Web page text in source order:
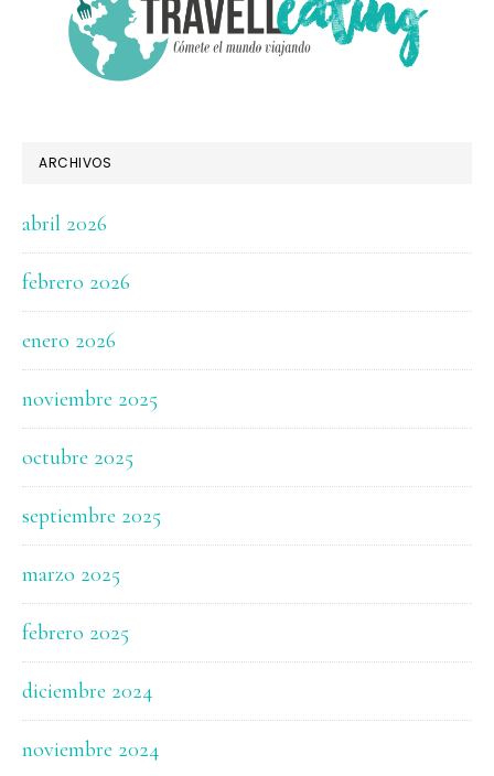
ARCHIVOS
abril 2026
febrero 2026
enero 2026
noviembre 2025
octubre 2025
septiembre 2025
marzo 2025
febrero 2025
diciembre 2024
noviembre 2024